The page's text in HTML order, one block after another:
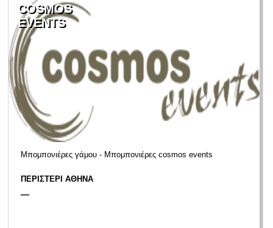
COSMOS
EVENTS
Μπομπονιέρες γάμου - Μπομπονιέρες cosmos events
ΠΕΡΙΣΤΕΡΙ ΑΘΗΝΑ
—